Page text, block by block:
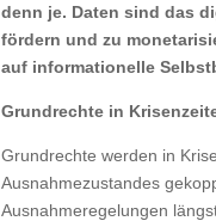
denn je. Daten sind das
fördern und zu
auf informationelle
Grundrechte in
Grundrechte werden in
Ausnahmezustandes
Ausnahmeregelungen